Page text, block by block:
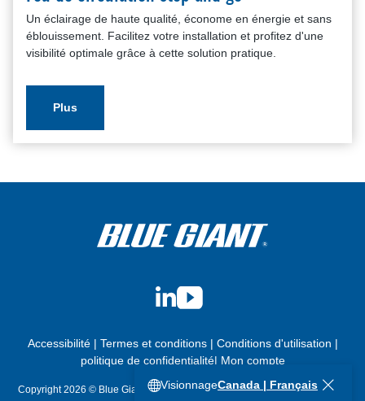
VisionnageCanada | Français
Un éclairage de haute qualité, économe en énergie et sans
éblouissement. Facilitez votre installation et profitez d'une
visibilité optimale grâce à cette solution pratique.
Plus
LinkedIn
YouTube
Accessibilité | Termes et conditions| Conditions d'utilisation |
politique de confidentialité| Mon compte
Copyright 2026 © Blue Giant Equipment Corporation. Tous droits réservés.